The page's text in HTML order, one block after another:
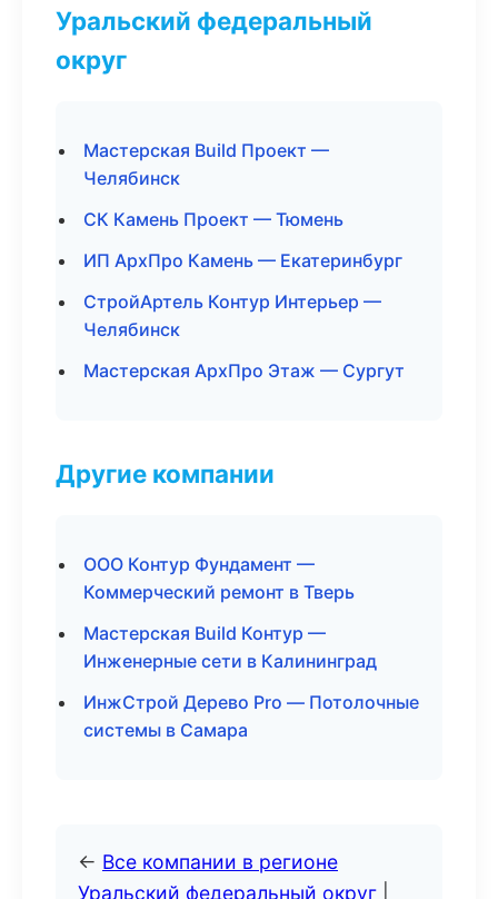
Уральский федеральный
округ
Мастерская Build Проект —
Челябинск
СК Камень Проект — Тюмень
ИП АрхПро Камень — Екатеринбург
СтройАртель Контур Интерьер —
Челябинск
Мастерская АрхПро Этаж — Сургут
Другие компании
ООО Контур Фундамент —
Коммерческий ремонт в Тверь
Мастерская Build Контур —
Инженерные сети в Калининград
ИнжСтрой Дерево Pro — Потолочные
системы в Самара
← Все компании в регионе
Уральский федеральный округ